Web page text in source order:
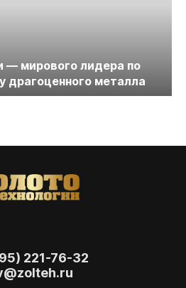
— мирового лидера по
драгоценного металла
221-76-32